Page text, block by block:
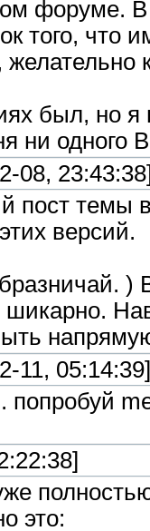
форуме.
того, что
желательно
был, но я
ни одного
08,
пост темы
версий.
11, 05:14:39]
это: